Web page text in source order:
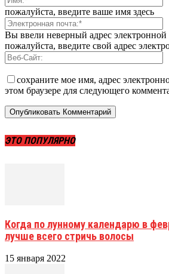
пожалуйста, введите ваше имя здесь
Вы ввели неверный адрес
пожалуйста, введите свой адрес
сохраните мое имя, адрес
этом браузере для следующего
ЭТО ПОПУЛЯРНО
Когда по лунному календарю в
лучше всего стричь волосы
15 января 2022